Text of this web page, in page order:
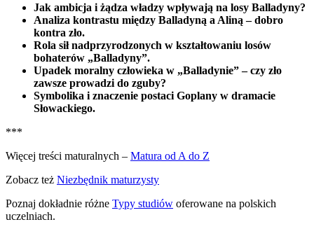
Jak ambicja i żądza władzy wpływają na losy Balladyny?
Analiza kontrastu między Balladyną a Aliną – dobro
kontra zło.
Rola sił nadprzyrodzonych w kształtowaniu losów
bohaterów „Balladyny”.
Upadek moralny człowieka w „Balladynie” – czy zło
zawsze prowadzi do zguby?
Symbolika i znaczenie postaci Goplany w dramacie
Słowackiego.
***
Więcej treści maturalnych – Matura od A do Z
Zobacz też Niezbędnik maturzysty
Poznaj dokładnie różne Typy studiów oferowane na polskich
uczelniach.